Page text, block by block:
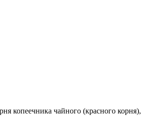
копеечника чайного (красного